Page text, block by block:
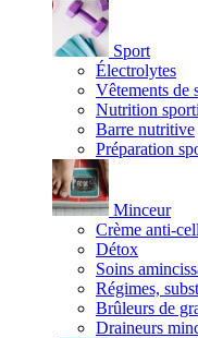
Sport
Électrolytes
Vêtements de
Nutrition
Barre nutritive
Préparation
Minceur
Crème anti-
Détox
Soins
Régimes,
Brûleurs de
Draineurs